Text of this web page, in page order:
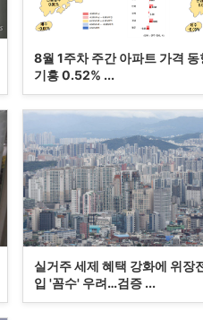
8월 1주차 주간 아파트 가격 동
기흥 0.52% ...
실거주 세제 혜택 강화에 위장
입 '꼼수' 우려…검증 ...